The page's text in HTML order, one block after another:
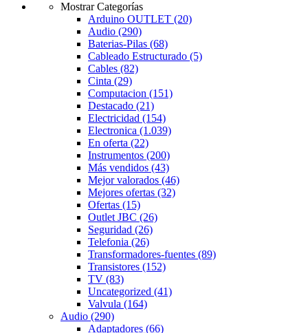
Mostrar Categorías
Arduino OUTLET (20)
Audio (290)
Baterias-Pilas (68)
Cableado Estructurado (5)
Cables (82)
Cinta (29)
Computacion (151)
Destacado (21)
Electricidad (154)
Electronica (1.039)
En oferta (22)
Instrumentos (200)
Más vendidos (43)
Mejor valorados (46)
Mejores ofertas (32)
Ofertas (15)
Outlet JBC (26)
Seguridad (26)
Telefonia (26)
Transformadores-fuentes (89)
Transistores (152)
TV (83)
Uncategorized (41)
Valvula (164)
Audio (290)
Adaptadores (66)